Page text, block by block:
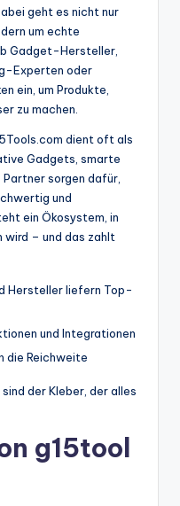
geht es nicht nur
um echte
Gadget-Hersteller,
Experten oder
ein, um Produkte,
zu machen.
dient oft als
Gadgets, smarte
Partner sorgen dafür,
und
ein Ökosystem, in
wird – und das zahlt
Hersteller liefern Top-
und Integrationen
Reichweite
sind der Kleber, der alles
g15tool